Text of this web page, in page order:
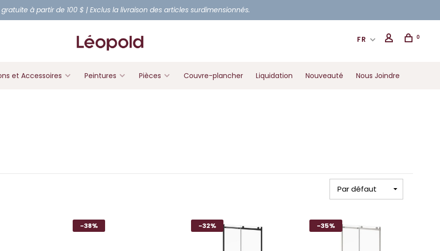
gratuite à partir de 100 $ | Exclus la livraison des articles surdimensionnés.
FR 0
et Accessoires Peintures Pièces Couvre-plancher Liquidation Nouveauté Nous Joindre
Par défaut
-38% -32% -35%